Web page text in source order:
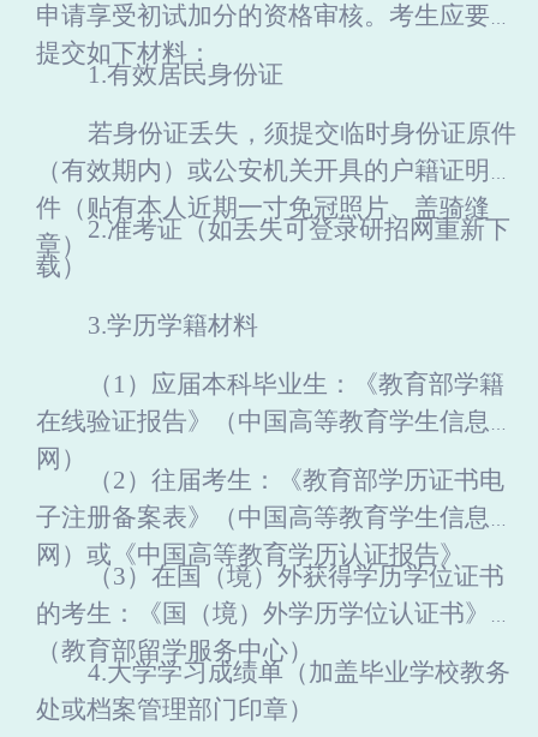
申请享受初试加分的资格审核。考生应要求
提交如下材料 ：
1.有效居民身份证
若身份证丢失，须提交临时身份证原件
（有效期内）或公安机关开具的户籍证明原
件（贴有本人近期一寸免冠照片、盖骑缝
章）
2.准考证（如丢失可登录研招网重新下
载）
3.学历学籍材料
（ 1）应届本科毕业生：《教育部学籍
在线验证报告》（中国高等教育学生信息
网）
（2）往届考生：
《教育部学历证书电
子注册备案表》（中国高等教育学生信息
网）或《中国高等教育学历认证报告》
（3）在国（境）外获得学历学位证书
的考生：
《国（境）外学历学位认证书》
（教育部留学服务中心）
4.大学学习成绩单 （加盖毕业学校教务
处或档案管理部门印章）